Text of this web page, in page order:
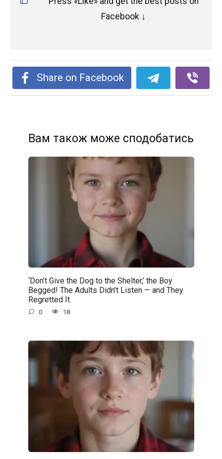
Facebook ↓
Share on Facebook
Вам також може сподобатись
‘Don’t Give the Dog to the Shelter,’ the Boy
Begged! The Adults Didn’t Listen — and They
Regretted It.
0 18